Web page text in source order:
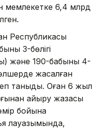
мемлекетке 6,4 млрд
Республикасы
3-бөлігі
және 190-бабының 4-
жасалған
таныды. Оған 6 жыл
айыру жазасы
бойына
лауазымында,